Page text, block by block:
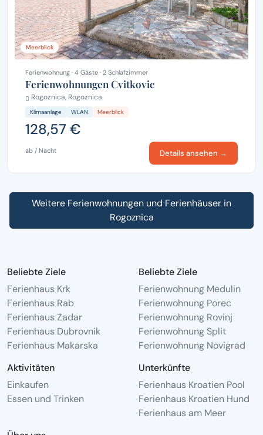
Meerblick
Ferienwohnung · 4 Gäste · 2 Schlafzimmer
Ferienwohnungen Cvitkovic
Rogoznica, Rogoznica
Klimaanlage WLAN Meerblick
128,57 €
ab / Nacht Details ansehen →
Weitere Ferienwohnungen und Ferienhäuser in
Rogoznica
Beliebte Ziele
Ferienhaus Krk
Ferienhaus Rab
Ferienhaus Zadar
Ferienhaus Dubrovnik
Ferienhaus Makarska
Beliebte Ziele
Ferienwohnung Medulin
Ferienwohnung Porec
Ferienwohnung Rovinj
Ferienwohnung Split
Ferienwohnung Novigrad
Aktivitäten
Einkaufen
Essen und Trinken
Unterkünfte
Ferienhaus Kroatien Pool
Ferienhaus Kroatien Hund
Ferienhaus am Meer